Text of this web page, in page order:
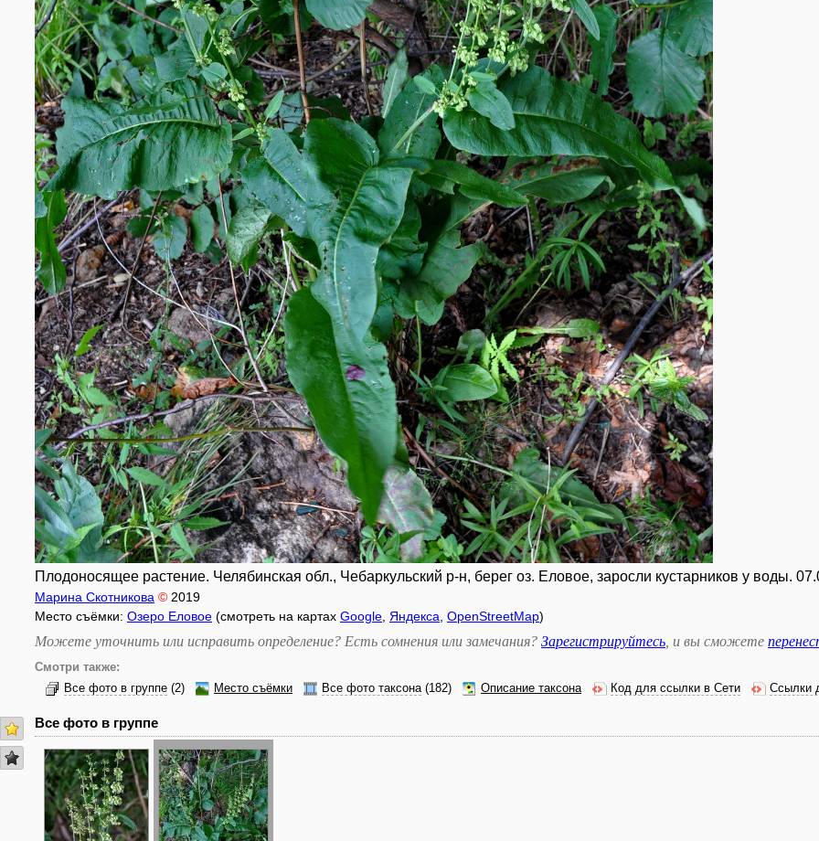
Плодоносящее растение. Челябинская обл., Чебаркульский р-н, берег оз. Еловое, заросли кустарников у воды.
Марина Скотникова © 2019
Место съёмки: Озеро Еловое (смотреть на картах Google Яндекса OpenStreetMap)
Можете уточнить или исправить определение? Есть сомнения или замечания? Зарегистрируйтесь , и вы сможете
Смотри также:
Все фото в группе (2) Место съёмки Все фото таксона(182) Описание таксона Код для ссылки в Сети Ссылки
Все фото в группе